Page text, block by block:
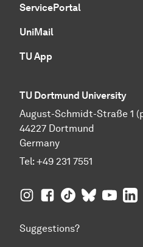
ServicePortal
UniMail
TU App
TU Dortmund University
August-Schmidt-Straße 1
44227 Dortmund
Germany
Tel: +49 231 7551
TU Dortmund University
TU Dortmund
TU Dortmund
TU TU
Suggestions?